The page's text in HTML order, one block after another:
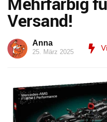
Versand!
Anna
25. März 2025